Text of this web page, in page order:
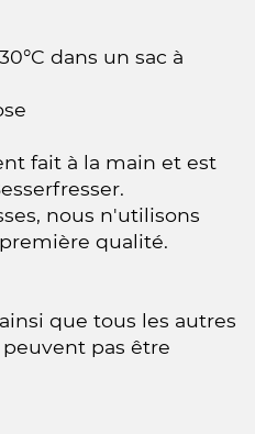
dans un sac à
fait à la main et est
nous n'utilisons
qualité.
que tous les autres
pas être